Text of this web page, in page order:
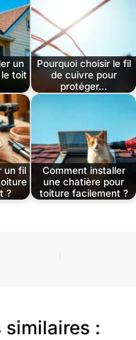
un
toit
Pourquoi choisir le fil
de cuivre pour
protéger…
un fil
?
Comment installer
une chatière pour
toiture facilement ?
: